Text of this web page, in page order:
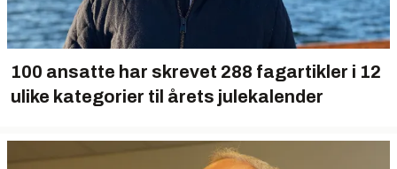
100 ansatte har skrevet 288 fagartikler i 12
ulike kategorier til årets julekalender